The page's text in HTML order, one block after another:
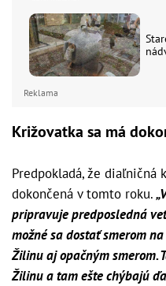
Reklama
Križovatka sa má
Predpokladá, že diaľničná
dokončená v tomto roku.
pripravuje predposledná
možné sa dostať smerom
Žilinu aj opačným smerom.
Žilinu a tam ešte chýbajú